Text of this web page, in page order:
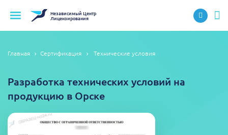
НезависимыйЦентр
Лицензирования
Главная Сертификация Технические условия
Разработка технических условий на
продукцию в Орске